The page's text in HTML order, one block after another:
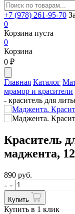
+7 (978) 261-95-70
0
Корзина пуста
0
Корзина
0 ₽
Главная Каталог
мрамор и красители
- краситель для
Краситель
маджента,
890 руб.
Купить
Купить в 1 клик